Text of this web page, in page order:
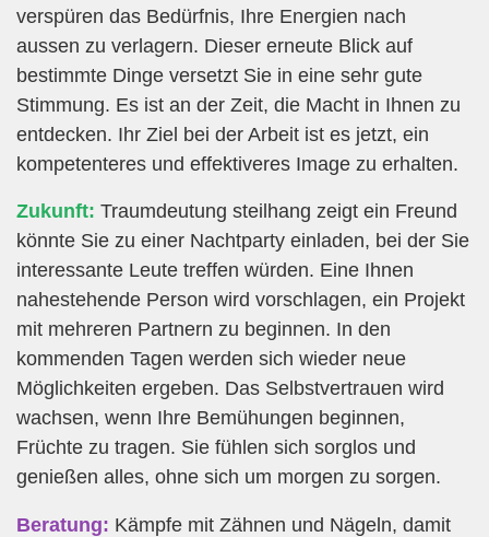
verspüren das Bedürfnis, Ihre Energien nach
aussen zu verlagern. Dieser erneute Blick auf
bestimmte Dinge versetzt Sie in eine sehr gute
Stimmung. Es ist an der Zeit, die Macht in Ihnen zu
entdecken. Ihr Ziel bei der Arbeit ist es jetzt, ein
kompetenteres und effektiveres Image zu erhalten.
Zukunft: Traumdeutung steilhang zeigt ein Freund
könnte Sie zu einer Nachtparty einladen, bei der Sie
interessante Leute treffen würden. Eine Ihnen
nahestehende Person wird vorschlagen, ein Projekt
mit mehreren Partnern zu beginnen. In den
kommenden Tagen werden sich wieder neue
Möglichkeiten ergeben. Das Selbstvertrauen wird
wachsen, wenn Ihre Bemühungen beginnen,
Früchte zu tragen. Sie fühlen sich sorglos und
genießen alles, ohne sich um morgen zu sorgen.
Beratung: Kämpfe mit Zähnen und Nägeln, damit